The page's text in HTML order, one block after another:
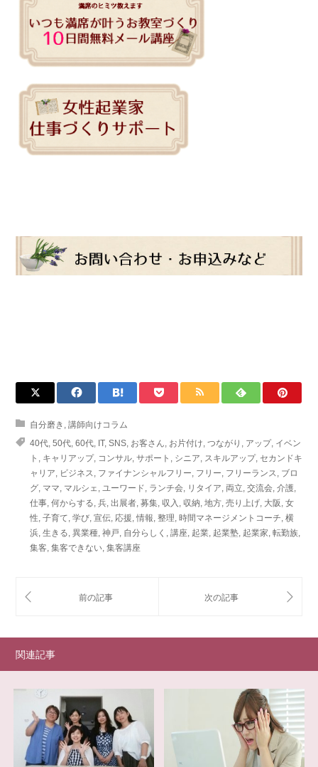
自分磨き , 講師向けコラム
40代, 50代, 60代, IT, SNS, お客さん, お片付け, つながり , アップ, イベン
ト , キャリアップ, コンサル, サポート , シニア, スキルアップ, セカンドキ
ャリア, ビジネス, ファイナンシャルフリー, フリー, フリーランス, ブロ
グ, ママ, マルシェ, ユーワード, ランチ会, リタイア, 両立, 交流会, 介護,
仕事, 何からする, 兵, 出展者, 募集, 収入 , 収納, 地方, 売り上げ, 大阪 , 女
性, 子育て, 学び, 宣伝, 応援, 情報, 整理, 時間マネージメントコーチ, 横
浜, 生きる, 異業種, 神戸, 自分らしく , 講座, 起業, 起業塾, 起業家, 転勤族,
集客, 集客できない, 集客講座
関連記事